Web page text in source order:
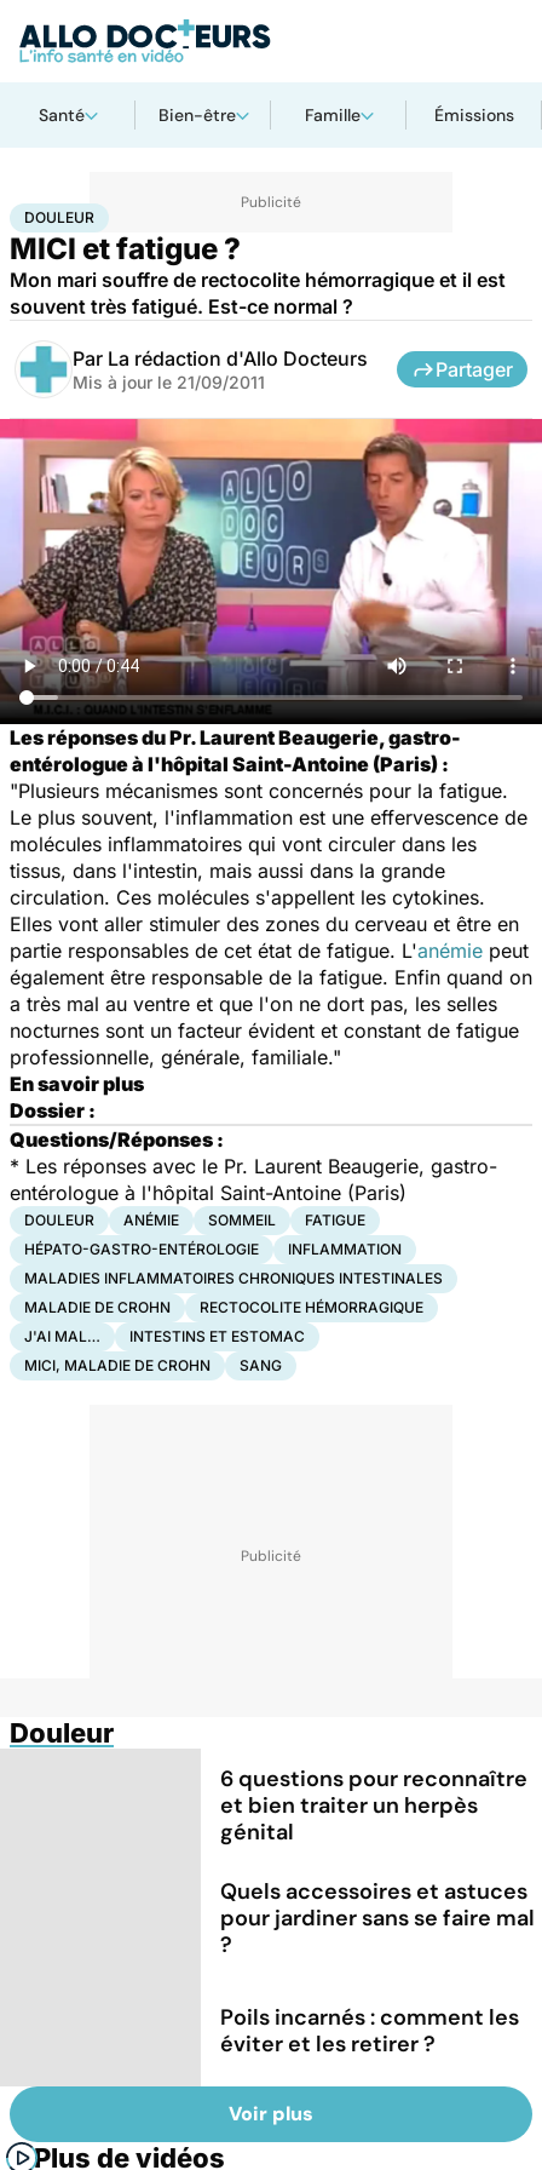
Santé Bien-être Famille Émissions
AccueilSanté
DOULEUR
MICI et fatigue ?
Mon mari souffre de rectocolite hémorragique et il est
souvent très fatigué. Est-ce normal ?
Par La rédaction d'Allo Docteurs
Mis à jour le 21/09/2011
Partager
Les réponses du Pr. Laurent Beaugerie, gastro-
entérologue à l'hôpital Saint-Antoine (Paris) :
"Plusieurs mécanismes sont concernés pour la fatigue.
Le plus souvent, l'inflammation est une effervescence de
molécules inflammatoires qui vont circuler dans les
tissus, dans l'intestin, mais aussi dans la grande
circulation. Ces molécules s'appellent les cytokines.
Elles vont aller stimuler des zones du cerveau et être en
partie responsables de cet état de fatigue. L'anémie peut
également être responsable de la fatigue. Enfin quand on
a très mal au ventre et que l'on ne dort pas, les selles
nocturnes sont un facteur évident et constant de fatigue
professionnelle, générale, familiale."
En savoir plus
Dossier :
Questions/Réponses :
* Les réponses avec le Pr. Laurent Beaugerie, gastro-
entérologue à l'hôpital Saint-Antoine (Paris)
DOULEUR ANÉMIE SOMMEIL
FATIGUE
HÉPATO-GASTRO-ENTÉROLOGIE
INFLAMMATION
MALADIES INFLAMMATOIRES CHRONIQUES INTESTINALES
MALADIE DE CROHN
RECTOCOLITE HÉMORRAGIQUE
J'AI MAL…
INTESTINS ET ESTOMAC
MICI, MALADIE DE CROHN
SANG
Douleur
6 questions pour reconnaître
et bien traiter un herpès
génital
Quels accessoires et astuces
pour jardiner sans se faire mal
?
Poils incarnés : comment les
éviter et les retirer ?
Voir plus
Plus de vidéos